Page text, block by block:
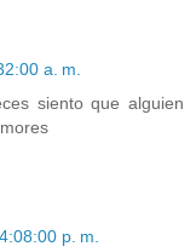
a. m.
siento que alguien
p. m.